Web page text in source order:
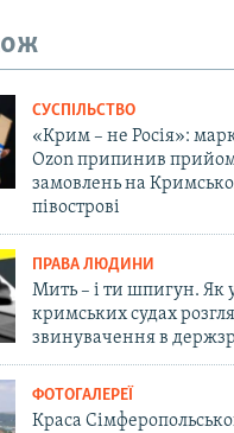
СУСПІЛЬСТВО
«Крим – не Росія»:
Ozon припинив
замовлень на
півострові
ПРАВА ЛЮДИНИ
Мить – і ти шпигун. Як
кримських судах
звинувачення в
ФОТОГАЛЕРЕЇ
Краса